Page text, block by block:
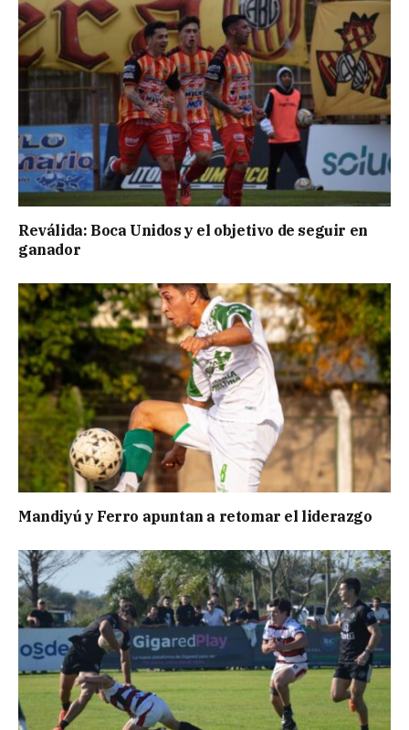
Reválida: Boca Unidos y el objetivo de seguir en
ganador
Mandiyú y Ferro apuntan a retomar el liderazgo